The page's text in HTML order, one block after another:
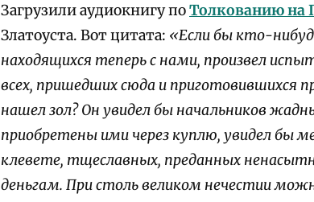
Загрузили аудиокнигу поТолкованию на
Златоуста. Вот цитата: «Если бы кто-
находящихся теперь с нами, произвел
всех, пришедших сюда и
нашел зол? Он увидел бы начальников
приобретены ими через куплю, увидел бы
клевете, тщеславных, преданных
деньгам. При столь великом нечестии